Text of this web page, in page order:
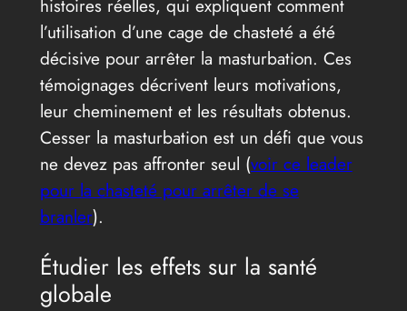
l’utilisation d’une cage de chasteté a été
décisive pour arrêter la masturbation. Ces
témoignages décrivent leurs motivations,
leur cheminement et les résultats obtenus.
Cesser la masturbation est un défi que vous
ne devez pas affronter seul (voir ce leader
pour la chasteté pour arrêter de se
branler).
Étudier les effets sur la santé
globale